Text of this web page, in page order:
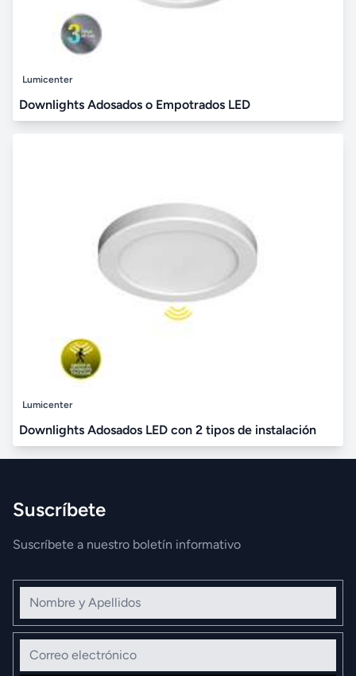
Lumicenter
Downlights Adosados o Empotrados LED
Lumicenter
Downlights Adosados LED con 2 tipos de instalación
Suscríbete
Suscríbete a nuestro boletín informativo
Nombre y Apellidos
Correo electrónico